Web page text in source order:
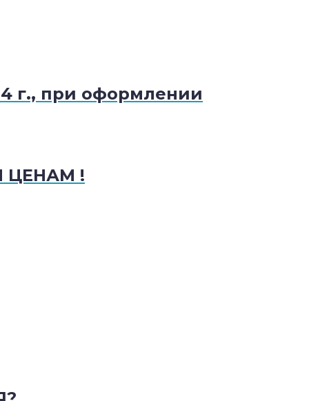
г., при оформлении
ЦЕНАМ !